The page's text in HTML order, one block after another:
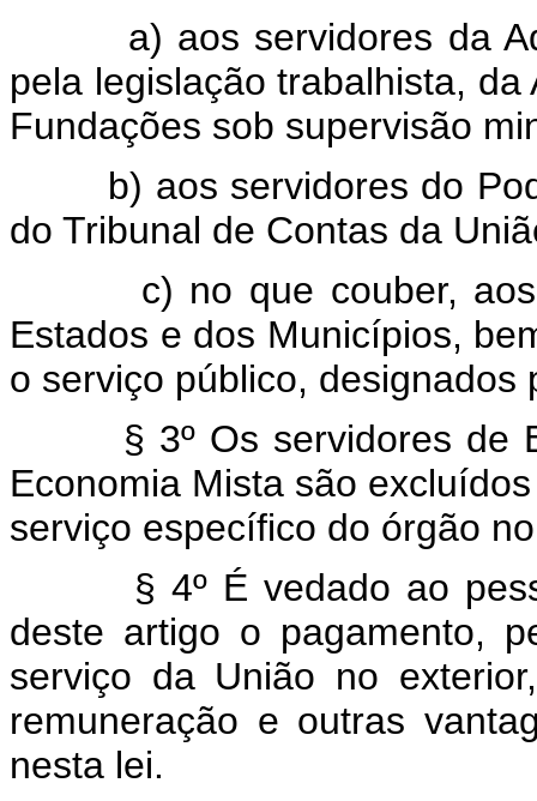
a) aos servidores da
pela legislação trabalhista,
Fundações sob supervisão
b) aos servidores do
do Tribunal de Contas da
c) no que couber,
Estados e dos Municípios,
o serviço público,
§ 3º Os servidores de
Economia Mista são
serviço específico do órgão
§ 4º É vedado ao
deste artigo o pagamento,
serviço da União no
remuneração e outras
nesta lei.